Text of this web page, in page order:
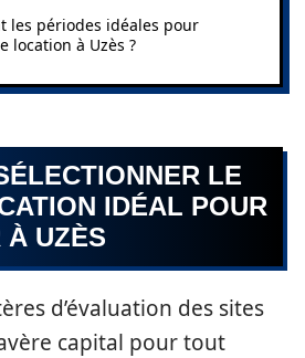
les périodes idéales pour
location à Uzès ?
LE
IDÉAL POUR
À UZÈS
d’évaluation des sites
capital pour tout